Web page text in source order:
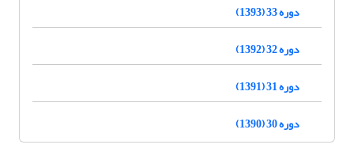
دوره 33 (1393)
دوره 32 (1392)
دوره 31 (1391)
دوره 30 (1390)